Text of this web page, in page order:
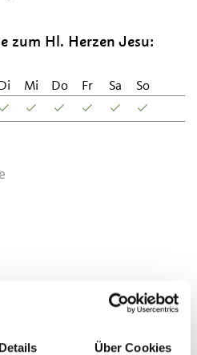
Details Über Cookies
zum Hl. Herzen Jesu:
Di Mi Do Fr Sa
So